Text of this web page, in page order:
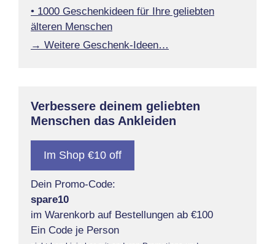
• 1000 Geschenkideen für Ihre geliebten
älteren Menschen
→ Weitere Geschenk-Ideen…
Verbessere deinem geliebten
Menschen das Ankleiden
Im Shop €10 off
Dein Promo-Code:
spare10
im Warenkorb auf Bestellungen ab €100
Ein Code je Person